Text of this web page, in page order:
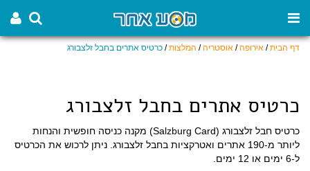
דף הבית/ אירופה/ אוסטריה/ המלצות/ כרטיס אתרים בחבל זלצבורג
כרטיס אתרים בחבל זלצבורג
כרטיס חבל זלצבורג (Salzburg Card) מקנה כניסה חופשית והנחות
ליותר מ-190 אתרים ואטרקציות בחבל זלצבורג. ניתן לרכוש את הכרטיס
ל-6 ימים או 12 ימים.